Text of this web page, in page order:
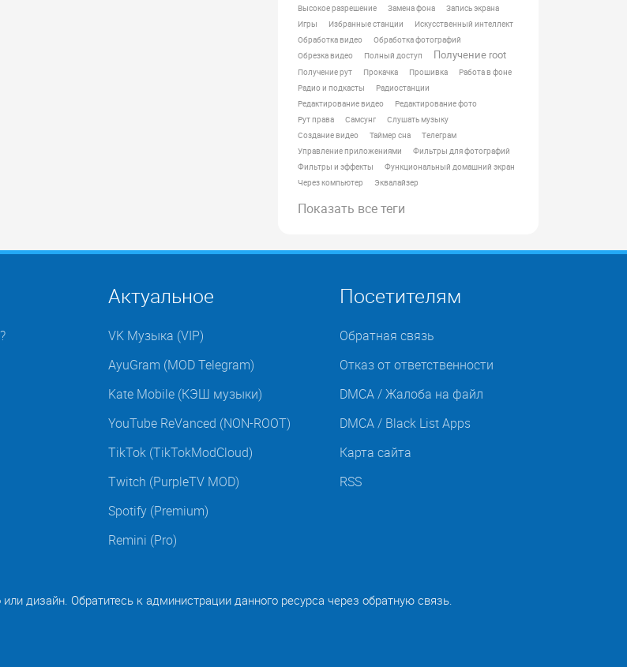
Высокое разрешение
Замена фона
Запись экрана
Игры
Избранные станции
Искусственный интеллект
Обработка видео
Обработка фотографий
Обрезка видео
Полный доступ Получение root
Получение рут Прокачка Прошивка
Работа в фоне
Радио и подкасты
Радиостанции
Редактирование видео
Редактирование фото
Рут права
Самсунг
Слушать музыку
Создание видео
Таймер сна
Телеграм
Управление приложениями
Фильтры для фотографий
Фильтры и эффекты
Функциональный домашний экран
Через компьютер
Эквалайзер
Показать все теги
Актуальное
VK Музыка (VIP)
AyuGram (MOD Telegram)
Kate Mobile (КЭШ музыки)
YouTube ReVanced (NON-ROOT)
TikTok (TikTokModCloud)
Twitch (PurpleTV MOD)
Spotify (Premium)
Remini (Pro)
Посетителям
Обратная связь
Отказ от ответственности
DMCA / Жалоба на файл
DMCA / Black List Apps
Карта сайта
RSS
дизайн. Обратитесь к администрации данного ресурса через обратную связь.